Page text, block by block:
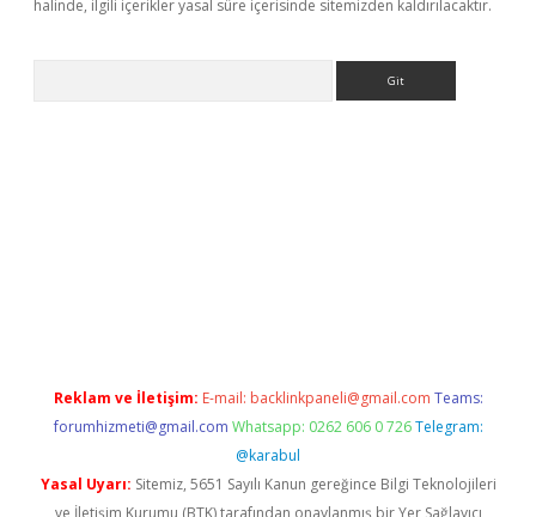
halinde, ilgili içerikler yasal süre içerisinde sitemizden kaldırılacaktır.
Reklam ve İletişim: E-mail: backlinkpaneli@gmail.com Teams:
forumhizmeti@gmail.com Whatsapp: 0262 606 0 726 Telegram:
@karabul
Yasal Uyarı: Sitemiz, 5651 Sayılı Kanun gereğince Bilgi Teknolojileri
ve İletişim Kurumu (BTK) tarafından onaylanmış bir Yer Sağlayıcı